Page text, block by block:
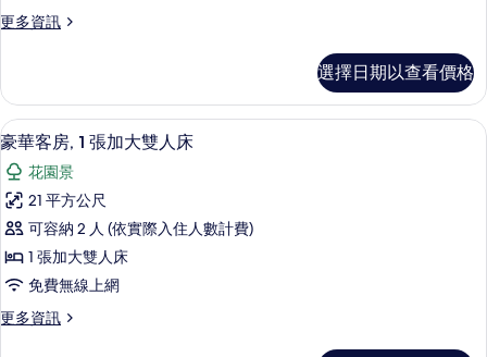
張
大
雙
人
床
的
所
有
相
片
更多資訊
更
客
房,
1
張
加
大
雙
人
床
的
詳
情
選擇日期以查看價格
顯
示
豪
華
客
房,
張
22
豪華客房, 1 張加大雙人床
花園景
21 平方公尺
可容納 2 人 (依實際入住人數計費)
1 張加大雙人床
免費無線上網
更多資訊
更